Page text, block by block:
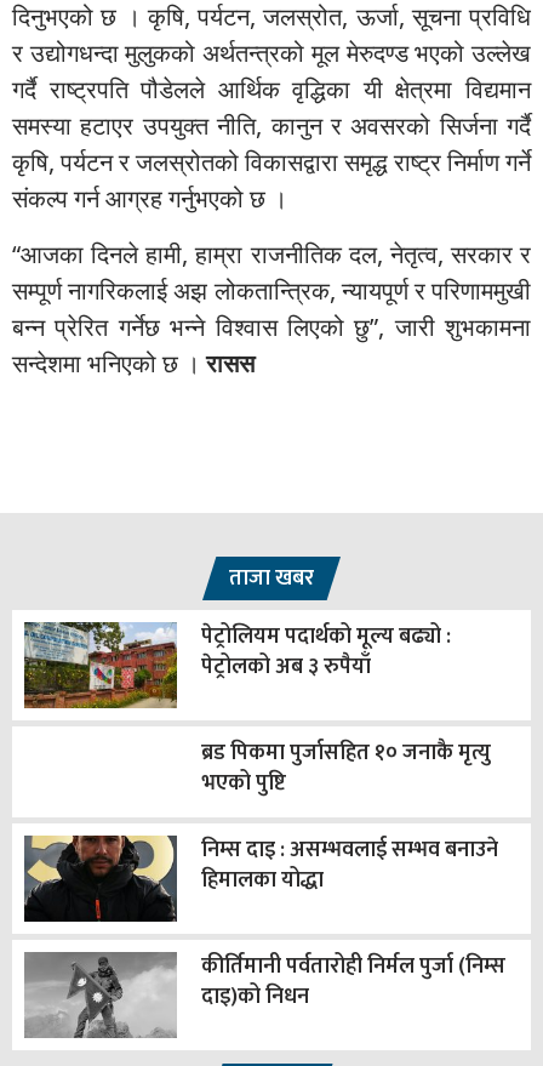
दिनुभएको छ । कृषि, पर्यटन, जलस्रोत, ऊर्जा, सूचना प्रविधि
र उद्योगधन्दा मुलुकको अर्थतन्त्रको मूल मेरुदण्ड भएको उल्लेख
गर्दै राष्ट्रपति पौडेलले आर्थिक वृद्धिका यी क्षेत्रमा विद्यमान
समस्या हटाएर उपयुक्त नीति, कानुन र अवसरको सिर्जना गर्दै
कृषि, पर्यटन र जलस्रोतको विकासद्वारा समृद्ध राष्ट्र निर्माण गर्ने
संकल्प गर्न आग्रह गर्नुभएको छ ।
“आजका दिनले हामी, हाम्रा राजनीतिक दल, नेतृत्व, सरकार र
सम्पूर्ण नागरिकलाई अझ लोकतान्त्रिक, न्यायपूर्ण र परिणाममुखी
बन्न प्रेरित गर्नेछ भन्ने विश्वास लिएको छु”, जारी शुभकामना
सन्देशमा भनिएको छ ।रासस
ताजा खबर
पेट्रोलियम पदार्थको मूल्य बढ्यो :
पेट्रोलको अब ३ रुपैयाँ
ब्रड पिकमा पुर्जासहित १० जनाकै मृत्यु
भएको पुष्टि
निम्स दाइ : असम्भवलाई सम्भव बनाउने
हिमालका योद्धा
कीर्तिमानी पर्वतारोही निर्मल पुर्जा (निम्स
दाइ)को निधन